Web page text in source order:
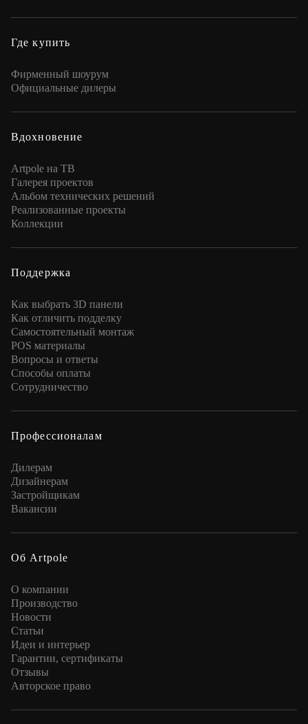
Где купить
Фирменный шоурум
Официальные дилеры
Вдохновение
Artpole на ТВ
Галерея проектов
Альбом технических решений
Реализованные проекты
Коллекции
Поддержка
Как выбрать 3D панели
Как отличить подделку
Самостоятельный монтаж
POS материалы
Вопросы и ответы
Способы оплаты
Сотрудничество
Профессионалам
Дилерам
Дизайнерам
Застройщикам
Вакансии
Об Artpole
О компании
Производство
Новости
Статьи
Идеи и интерьер
Гарантии, сертификаты
Отзывы
Авторское право